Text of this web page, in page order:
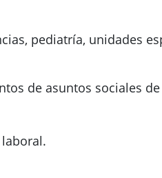
pediatría, unidades
de asuntos sociales